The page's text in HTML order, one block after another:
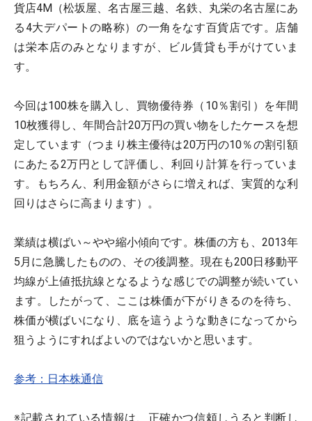
貨店4M（松坂屋、名古屋三越、名鉄、丸栄の名古屋にあ
る4大デパートの略称）の一角をなす百貨店です。店舗
は栄本店のみとなりますが、ビル賃貸も手がけていま
す。
今回は100株を購入し、買物優待券（10％割引）を年間
10枚獲得し、年間合計20万円の買い物をしたケースを想
定しています（つまり株主優待は20万円の10％の割引額
にあたる2万円として評価し、利回り計算を行っていま
す。もちろん、利用金額がさらに増えれば、実質的な利
回りはさらに高まります）。
業績は横ばい～やや縮小傾向です。株価の方も、2013年
5月に急騰したものの、その後調整。現在も200日移動平
均線が上値抵抗線となるような感じでの調整が続いてい
ます。したがって、ここは株価が下がりきるのを待ち、
株価が横ばいになり、底を這うような動きになってから
狙うようにすればよいのではないかと思います。
参考：日本株通信
※記載されている情報は、正確かつ信頼しうると判断し